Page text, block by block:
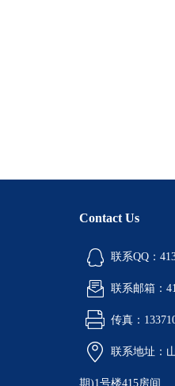
Contact Us
联系QQ：
联系邮箱：
传真：
联系地址：
期)1号楼415房间